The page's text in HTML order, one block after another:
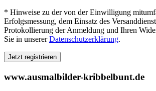
* Hinweise zu der von der Einwilligung
Erfolgsmessung, dem Einsatz des
Protokollierung der Anmeldung und Ihren
Sie in unsererDatenschutzerklärung.
www.ausmalbilder-kribbelbunt.de